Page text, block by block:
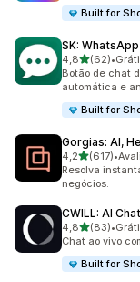
Built for
SK:
4,8de 5(62)
62 avaliações
•
Botão de chat
automática e
Built for
Gorgias: AI,
4,2de 5 estrelas
(617)
617 avaliações
•
Resolva
negócios.
CWILL: AI
4,8de 5(83)
83 avaliações
•
Chat ao vivo
Built for